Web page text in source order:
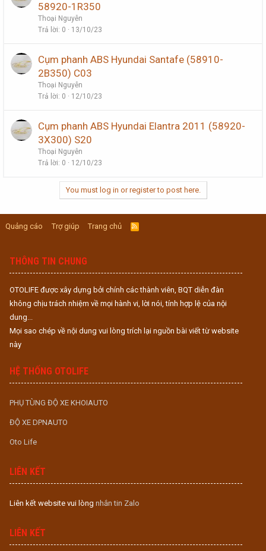
58920-1R350
Thoại Nguyễn
Trả lời 0 13/10/23
Cụm phanh ABS Hyundai Santafe (58910-
2B350) C03
Thoại Nguyễn
Trả lời 0 12/10/23
Cụm phanh ABS Hyundai Elantra 2011 (58920-
3X300) S20
Thoại Nguyễn
Trả lời 0 12/10/23
You must log in or register to post here.
Quảng cáo Trợ giúp Trang chủ
R
THÔNG TIN CHUNG
OTOLIFE được xây dựng bởi chính các thành viên, BQT diễn đàn
không chịu trách nhiệm về mọi hành vi, lời nói, tính hợp lệ của nội
dung...
Mọi sao chép về nội dung vui lòng trích lại nguồn bài viết từ website
này
HỆ THỐNG OTOLIFE
PHỤ TÙNG ĐỘ XE KHOIAUTO
ĐỘ XE DPNAUTO
Oto Life
LIÊN KẾT
Liên kết website vui lòng nhắn tin Zalo
LIÊN KẾT